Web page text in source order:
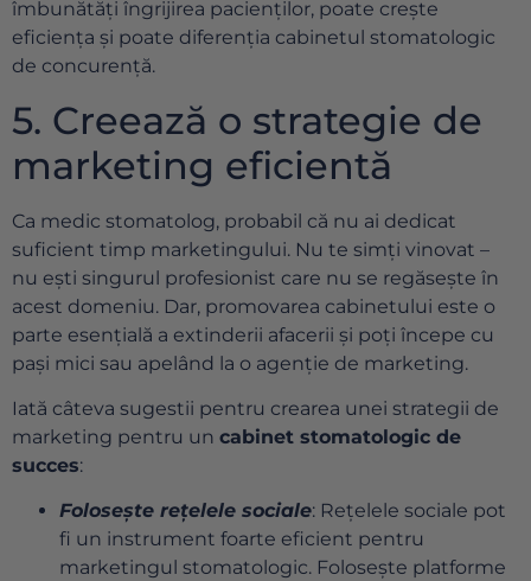
îmbunătăți îngrijirea pacienților, poate crește
eficiența și poate diferenția cabinetul stomatologic
de concurență.
5. Creează o strategie de
marketing eficientă
Ca medic stomatolog, probabil că nu ai dedicat
suficient timp marketingului. Nu te simți vinovat –
nu ești singurul profesionist care nu se regăsește în
acest domeniu. Dar, promovarea cabinetului este o
parte esențială a extinderii afacerii și poți începe cu
pași mici sau apelând la o agenție de marketing.
Iată câteva sugestii pentru crearea unei strategii de
marketing pentru un cabinet stomatologic de
succes:
Folosește rețelele sociale: Rețelele sociale pot
fi un instrument foarte eficient pentru
marketingul stomatologic. Folosește platforme